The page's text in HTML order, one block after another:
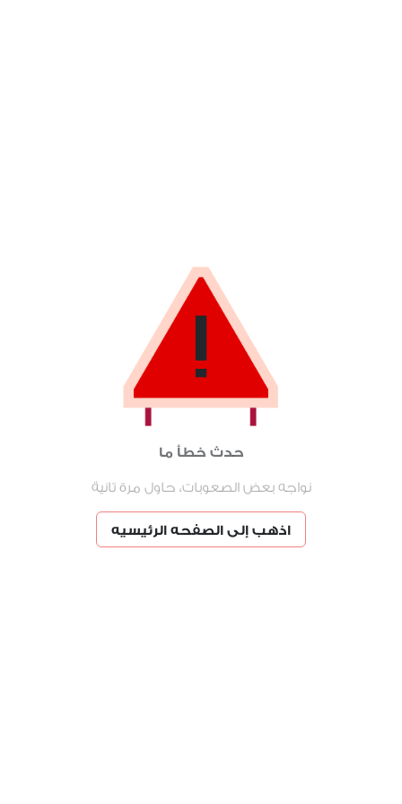
حدث خطأ ما
نواجه بعض الصعوبات، حاول مرة تانية
اذهب إلى الصفحه الرئيسيه